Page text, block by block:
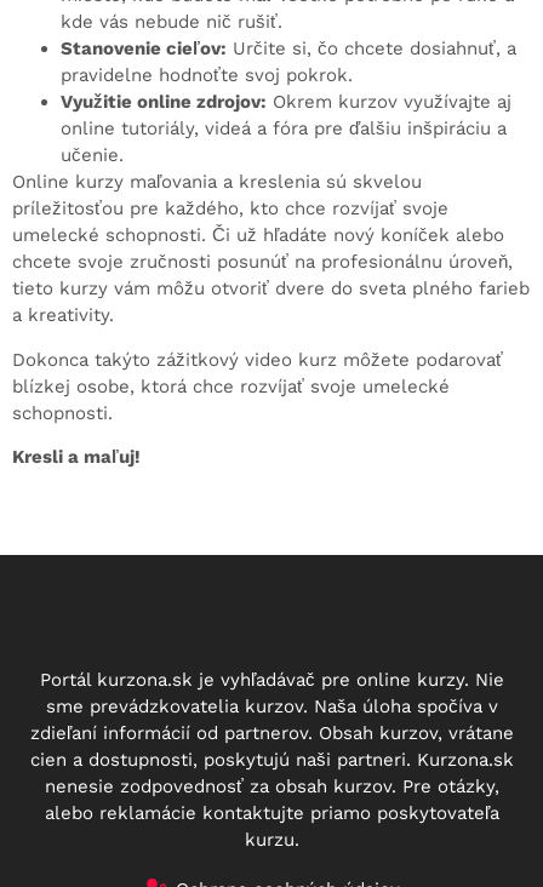
kde vás nebude nič rušiť.
Stanovenie cieľov: Určite si, čo chcete dosiahnuť, a
pravidelne hodnoťte svoj pokrok.
Využitie online zdrojov: Okrem kurzov využívajte aj
online tutoriály, videá a fóra pre ďalšiu inšpiráciu a
učenie.
Online kurzy maľovania a kreslenia sú skvelou
príležitosťou pre každého, kto chce rozvíjať svoje
umelecké schopnosti. Či už hľadáte nový koníček alebo
chcete svoje zručnosti posunúť na profesionálnu úroveň,
tieto kurzy vám môžu otvoriť dvere do sveta plného farieb
a kreativity.
Dokonca takýto zážitkový video kurz môžete podarovať
blízkej osobe, ktorá chce rozvíjať svoje umelecké
schopnosti.
Kresli a maľuj!
Portál kurzona.sk je vyhľadávač pre online kurzy. Nie
sme prevádzkovatelia kurzov. Naša úloha spočíva v
zdieľaní informácií od partnerov. Obsah kurzov, vrátane
cien a dostupnosti, poskytujú naši partneri. Kurzona.sk
nenesie zodpovednosť za obsah kurzov. Pre otázky,
alebo reklamácie kontaktujte priamo poskytovateľa
kurzu.